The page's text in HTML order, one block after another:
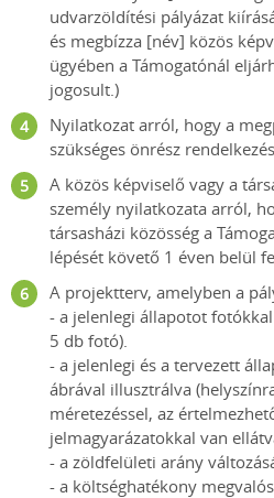
udvarzöldítési pályázat
és megbízza [név] közös
ügyében a Támogatónál
jogosult.)
Nyilatkozat arról, hogy a
szükséges önrész
A közös képviselő vagy a
személy nyilatkozata arról,
társasházi közösség a
lépését követő 1 éven belül
A projektterv, amelyben a
- a jelenlegi állapotot
5 db fotó).
- a jelenlegi és a tervezett
ábrával illusztrálva
méretezéssel, az
jelmagyarázatokkal van
- a zöldfelületi arány
- a költséghatékony